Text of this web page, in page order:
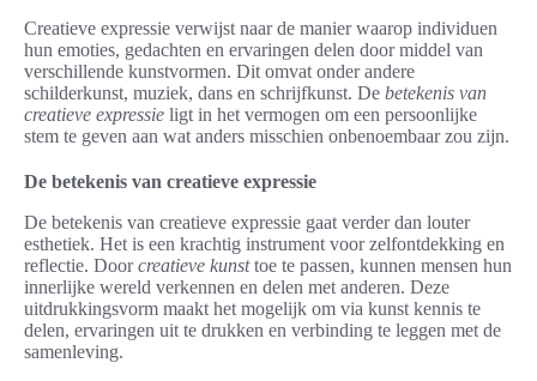
Creatieve expressie verwijst naar de manier waarop individuen
hun emoties, gedachten en ervaringen delen door middel van
verschillende kunstvormen. Dit omvat onder andere
schilderkunst, muziek, dans en schrijfkunst. De betekenis van
creatieve expressie ligt in het vermogen om een persoonlijke
stem te geven aan wat anders misschien onbenoembaar zou zijn.
De betekenis van creatieve expressie
De betekenis van creatieve expressie gaat verder dan louter
esthetiek. Het is een krachtig instrument voor zelfontdekking en
reflectie. Doorcreatieve kunsttoe te passen, kunnen mensen hun
innerlijke wereld verkennen en delen met anderen. Deze
uitdrukkingsvorm maakt het mogelijk om via kunst kennis te
delen, ervaringen uit te drukken en verbinding te leggen met de
samenleving.